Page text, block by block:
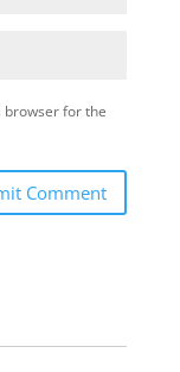
browser for the
Comment